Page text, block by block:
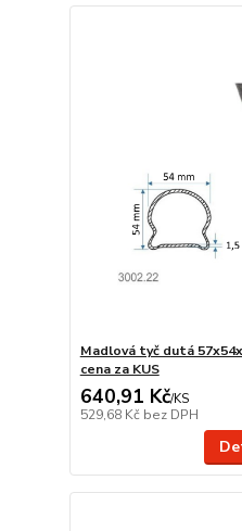
Madlová tyč dutá
cena za KUS
640,91 Kč/KS
529,68 Kč bez DPH